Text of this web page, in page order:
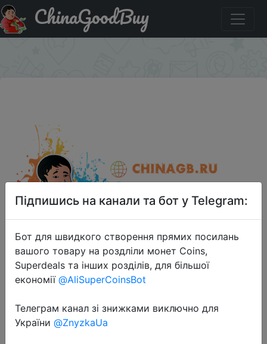
Код на знижку winter1200 Redmi Note 8 T, 4 ГБ, 64 ГБ
глобальная версия
ChinaGoodBuy
Підпишись на канали та бот у Telegram:
Бот для швидкого створення прямих посилань
вашого товару на роздліли монет Coins,
Superdeals та інших розділів, для більшої
економії @AliSuperCoinsBot
Телеграм канал зі знижками виключно для
України @ZnyzkaUa